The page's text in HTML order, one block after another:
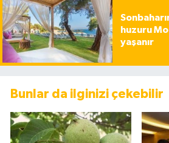
huzuru
yaşanır
Bunlar da ilginizi çekebilir